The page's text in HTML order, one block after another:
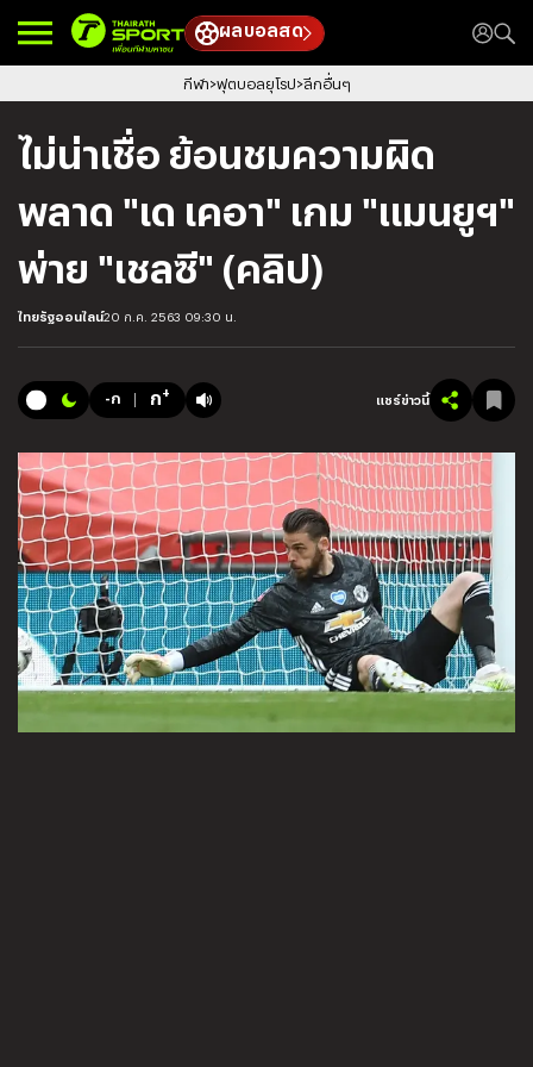
ผลบอลสด
กีฬา ฟุตบอลยุโรป ลีกอื่นๆ
ไม่น่าเชื่อ ย้อนชมความผิด
พลาด "เด เคอา" เกม "แมนยูฯ"
พ่าย "เชลซี" (คลิป)
ไทยรัฐออนไลน์20 ก.ค. 2563 09:30 น.
-ก ก+ แชร์ข่าวนี้